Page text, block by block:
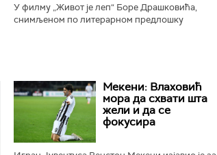
У филму „Живот је леп“ Боре Драшковића,
снимљеном по литерарном предлошку
Мекени: Влаховић
мора да схвати шта
жели и да се
фокусира